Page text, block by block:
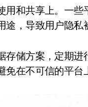
用和共享上。一
，导致用户隐私
存储方案，定期
在不可信的平台